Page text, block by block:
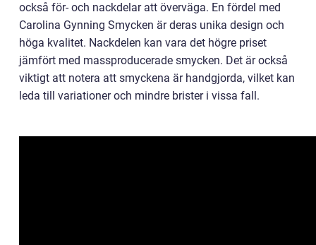
också för- och nackdelar att överväga. En fördel med
Carolina Gynning Smycken är deras unika design och
höga kvalitet. Nackdelen kan vara det högre priset
jämfört med massproducerade smycken. Det är också
viktigt att notera att smyckena är handgjorda, vilket kan
leda till variationer och mindre brister i vissa fall.